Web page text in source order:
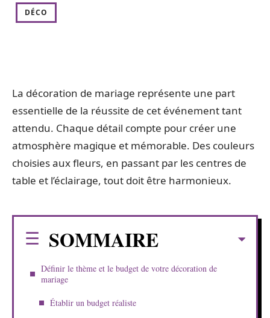
DÉCO
La décoration de mariage représente une part
essentielle de la réussite de cet événement tant
attendu. Chaque détail compte pour créer une
atmosphère magique et mémorable. Des couleurs
choisies aux fleurs, en passant par les centres de
table et l’éclairage, tout doit être harmonieux.
SOMMAIRE
Définir le thème et le budget de votre décoration de
mariage
Établir un budget réaliste